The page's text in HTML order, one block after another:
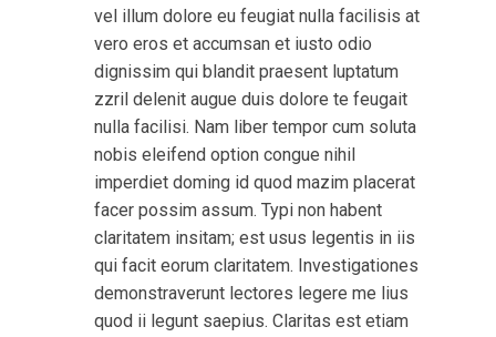
vel illum dolore eu feugiat nulla facilisis at
vero eros et accumsan et iusto odio
dignissim qui blandit praesent luptatum
zzril delenit augue duis dolore te feugait
nulla facilisi. Nam liber tempor cum soluta
nobis eleifend option congue nihil
imperdiet doming id quod mazim placerat
facer possim assum. Typi non habent
claritatem insitam; est usus legentis in iis
qui facit eorum claritatem. Investigationes
demonstraverunt lectores legere me lius
quod ii legunt saepius. Claritas est etiam